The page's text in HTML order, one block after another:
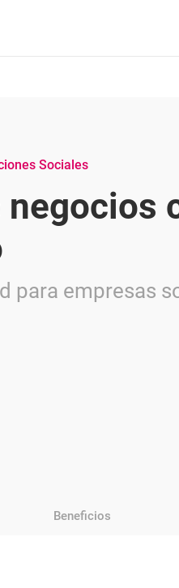
Sociales
negocios
para empresas
Beneficios